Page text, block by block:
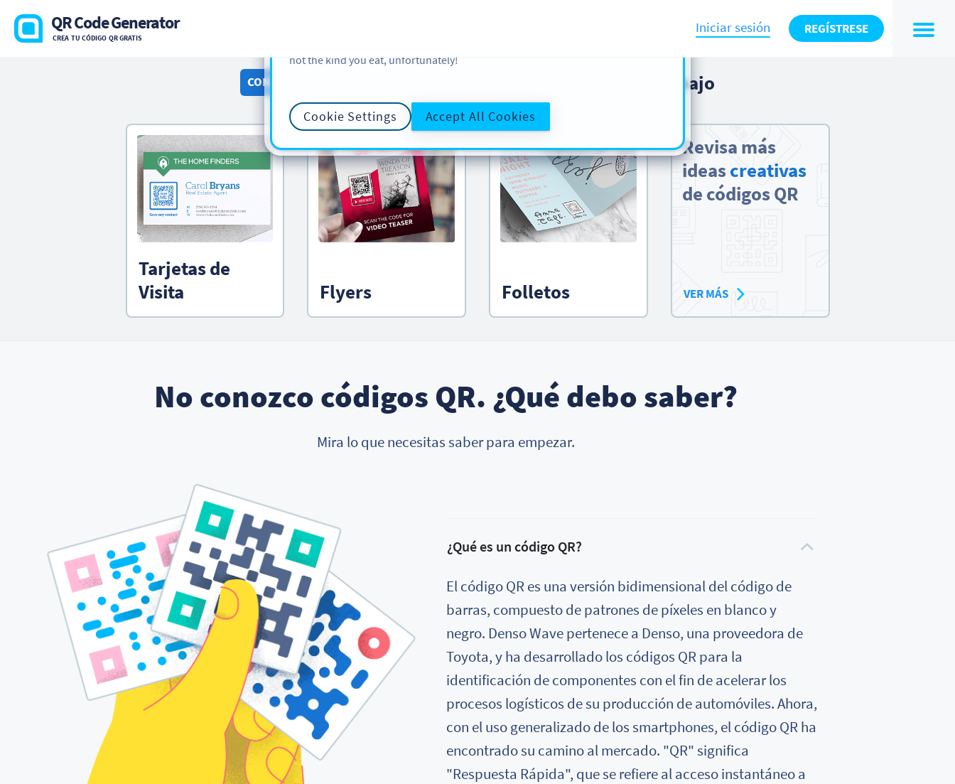
QR Code Generator
CREA TU CÓDIGO QR GRATIS
Iniciar sesión REGÍSTRESE
CONSEJO PRO abajo
Tarjetas de
Visita
Flyers Folletos
Revisa más
ideascreativas
de códigos QR
VER MÁS
No conozco códigos QR. ¿Qué debo saber?
Mira lo que necesitas saber para empezar.
¿Qué es un código QR?
El código QR es una versión bidimensional del código de
barras, compuesto de patrones de píxeles en blanco y
negro. Denso Wave pertenece a Denso, una proveedora de
Toyota, y ha desarrollado los códigos QR para la
identificación de componentes con el fin de acelerar los
procesos logísticos de su producción de automóviles. Ahora,
con el uso generalizado de los smartphones, el código QR ha
encontrado su camino al mercado. "QR" significa
"Respuesta Rápida", que se refiere al acceso instantáneo a
not the kind you eat, unfortunately!
Cookie Settings Accept All Cookies